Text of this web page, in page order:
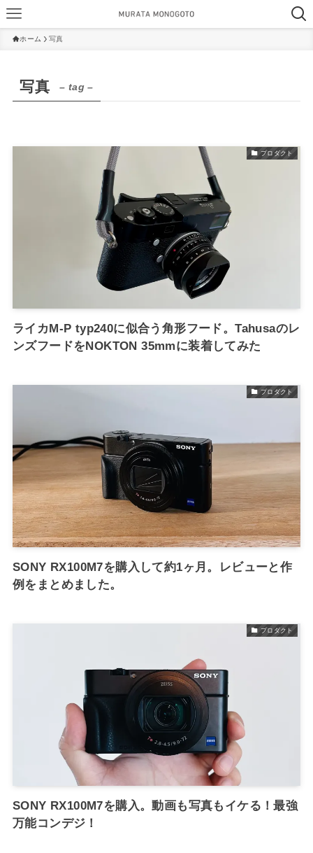
ホーム 写真
写真 – tag –
プロダクト
ライカM-P typ240に似合う角形フード。Tahusaのレ
ンズフードをNOKTON 35mmに装着してみた
プロダクト
SONY RX100M7を購入して約1ヶ月。レビューと作
例をまとめました。
プロダクト
SONY RX100M7を購入。動画も写真もイケる！最強
万能コンデジ！